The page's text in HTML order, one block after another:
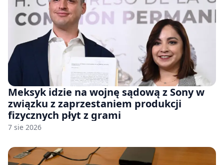
Meksyk idzie na wojnę sądową z Sony w
związku z zaprzestaniem produkcji
fizycznych płyt z grami
7 sie 2026